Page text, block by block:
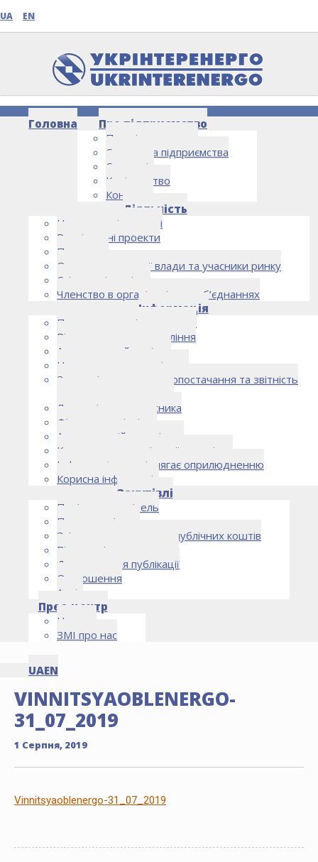
UA EN
Головна
Про підприємство
Про підприємство
Структура підприємства
Стратегія
Керівництво
Контакти
Діяльність
Напрямки діяльності
Реалізовані проекти
Партнери
Органи державної влади та учасники ринку
Спільна діяльність
Членство в організаціях та об’єднаннях
Інформація
Правоустановчі документи
Рішення органу управління
Аудиторський комітет
Нормативно-правові акти
Загальні умови електропостачання та звітність
Лист очікувань власника
Фінансова звітність
Антикорупційна політика
Кодекс етики та ділової поведінки
Інформація, що підлягає оприлюдненню
Корисна інформація
Закупівлі
Політика закупівель
План закупівель
Звіт про використання публічних коштів
Відомості про договори
Договори для публікації
Оголошення
Архів
Прес-центр
Новини
ЗМІ про нас
UAEN
НОВИНИ
VINNITSYAOBLENERGO-
31_07_2019
1 Серпня, 2019
Vinnitsyaoblenergo-31_07_2019